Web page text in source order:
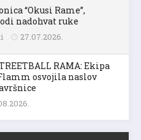
“Okusi Rame”,
nadohvat ruke
27.07.2026.
RAMA: Ekipa
osvojila naslov